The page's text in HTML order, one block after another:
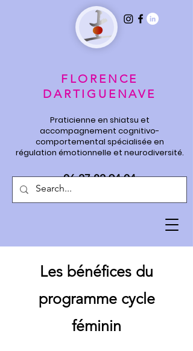
FLORENCE
DARTIGUENAVE
Praticienne en shiatsu et
accompagnement cognitivo-
comportemental spécialisée en
régulation émotionnelle et neurodiversité.
06 27 82 94 04
Les bénéfices du
programme cycle
féminin